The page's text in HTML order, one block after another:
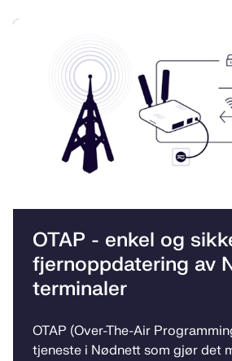
OTAP - enkel og
fjernoppdatering av
terminaler
OTAP (Over-The-Air
tjeneste i Nødnett som gjør det